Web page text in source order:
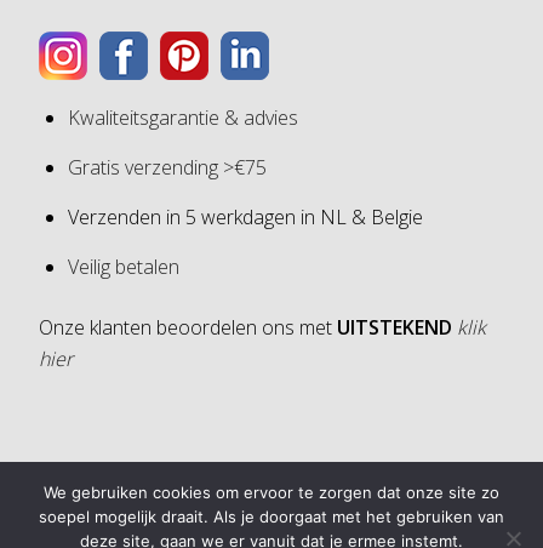
Kwaliteitsgarantie & advies
Gratis verzending >€75
Verzenden in 5 werkdagen in NL & Belgie
Veilig betalen
Onze klanten beoordelen ons met UITSTEKEND klik
hier
4,6 van 5 sterren (op basis van 30 reviews)
We gebruiken cookies om ervoor te zorgen dat onze site zo
soepel mogelijk draait. Als je doorgaat met het gebruiken van
deze site, gaan we er vanuit dat je ermee instemt.